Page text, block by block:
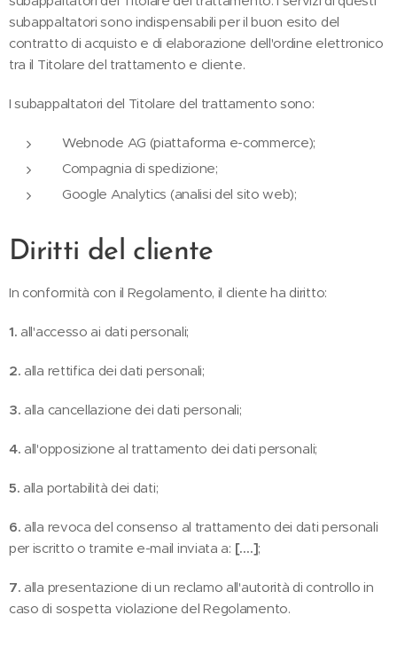
subappaltatori sono indispensabili per il buon esito del
contratto di acquisto e di elaborazione dell'ordine elettronico
tra il Titolare del trattamento e cliente.
I subappaltatori del Titolare del trattamento sono:
Webnode AG (piattaforma e-commerce);
Compagnia di spedizione;
Google Analytics (analisi del sito web);
Diritti del cliente
In conformità con il Regolamento, il cliente ha diritto:
1. all'accesso ai dati personali;
2. alla rettifica dei dati personali;
3. alla cancellazione dei dati personali;
4. all'opposizione al trattamento dei dati personali;
5. alla portabilità dei dati;
6. alla revoca del consenso al trattamento dei dati personali
per iscritto o tramite e-mail inviata a: [….];
7. alla presentazione di un reclamo all'autorità di controllo in
caso di sospetta violazione del Regolamento.